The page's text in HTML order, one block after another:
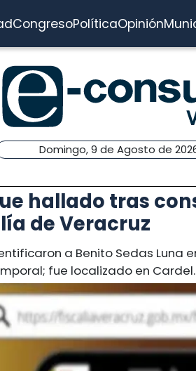
CongresoPolíticaOpinión
Domingo, 9 de Agosto de
hallado tras
de Veracruz
a Benito Sedas Luna
fue localizado en Cardel.